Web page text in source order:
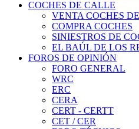
COCHES DE CALLE
VENTA COCHES
COMPRA COCHES
SINIESTROS DE
EL BAÚL DE LOS
FOROS DE OPINIÓN
FORO GENERAL
WRC
ERC
CERA
CERT - CERTT
CET / CER